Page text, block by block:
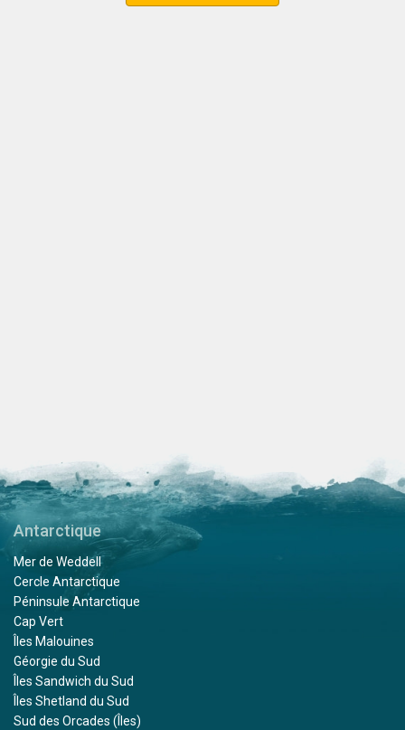
Antarctique
Mer de Weddell
Cercle Antarctique
Péninsule Antarctique
Cap Vert
Îles Malouines
Géorgie du Sud
Îles Sandwich du Sud
Îles Shetland du Sud
Sud des Orcades (Îles)